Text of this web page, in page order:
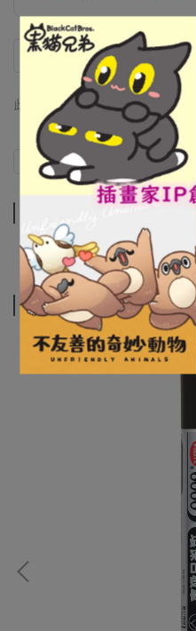
此商品 「 最高 」可以折抵紅利
商
相關商品